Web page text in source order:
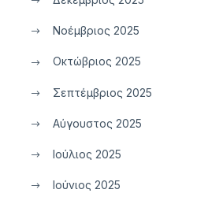
Νοέμβριος 2025
Οκτώβριος 2025
Σεπτέμβριος 2025
Αύγουστος 2025
Ιούλιος 2025
Ιούνιος 2025